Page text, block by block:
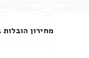
מחירון הובלות